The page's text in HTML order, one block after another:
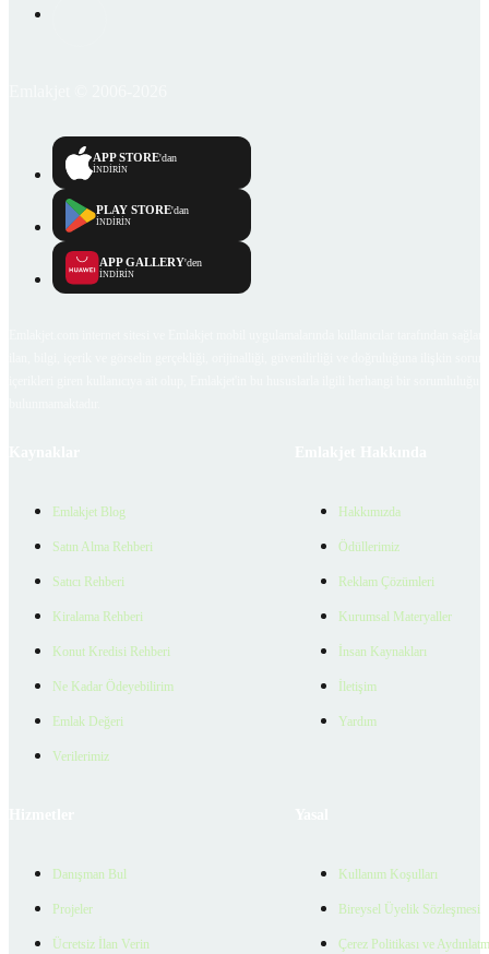
APP STORE'dan
İNDİRİN
PLAY STORE'dan
İNDİRİN
APP GALLERY'den
İNDİRİN
Emlakjet Blog
Satın Alma Rehberi
Satıcı Rehberi
Kiralama Rehberi
Konut Kredisi Rehberi
Ne Kadar Ödeyebilirim
Emlak Değeri
Verilerimiz
Hakkımızda
Ödüllerimiz
Reklam Çözümleri
Kurumsal Materyaller
İnsan Kaynakları
İletişim
Yardım
Danışman Bul
Projeler
Ücretsiz İlan Verin
Kullanım Koşulları
Bireysel Üyelik Sözleşmesi
Çerez Politikası ve